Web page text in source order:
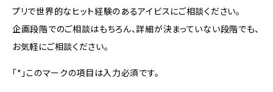
プリで世界的なヒット経験のあるアイビスにご相談ください。
企画段階でのご相談はもちろん、詳細が決まっていない段階でも、
お気軽にご相談ください。
「*」このマークの項目は入力必須です。